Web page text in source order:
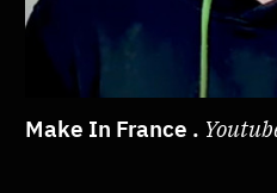
Make In France .